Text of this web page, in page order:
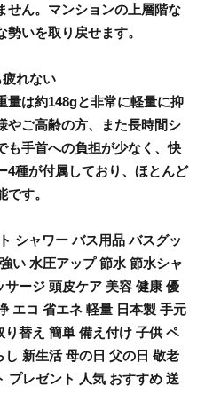
せん。マンションの上層階な
いを取り戻せます。
れない
量は約148gと非常に軽量に抑
やご高齢の方、また長時間シ
も手首への負担が少なく、快
4種が付属しており、ほとんど
す。
シャワー バス用品 バスグッ
い 水圧アップ 節水 節水シャ
ージ 頭皮ケア 美容 健康 優
エコ 省エネ 軽量 日本製 手元
替え 簡単 備え付け 子供 ペ
新生活 母の日 父の日 敬老
プレゼント 人気 おすすめ 送